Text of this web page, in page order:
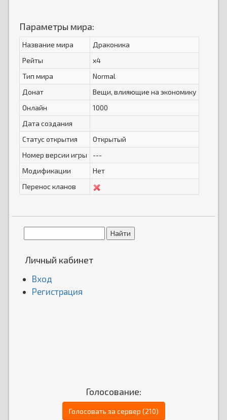
Параметры мира:
Название мира
Драконика
Рейты
x4
Тип мира
Normal
Донат
Вещи, влияющие на экономику
Онлайн
1000
Дата создания
Статус открытия
Открытый
Номер версии игры
---
Модификации
Нет
Перенос кланов
Личный кабинет
Вход
Регистрация
Голосование:
Голосовать за сервер (210)